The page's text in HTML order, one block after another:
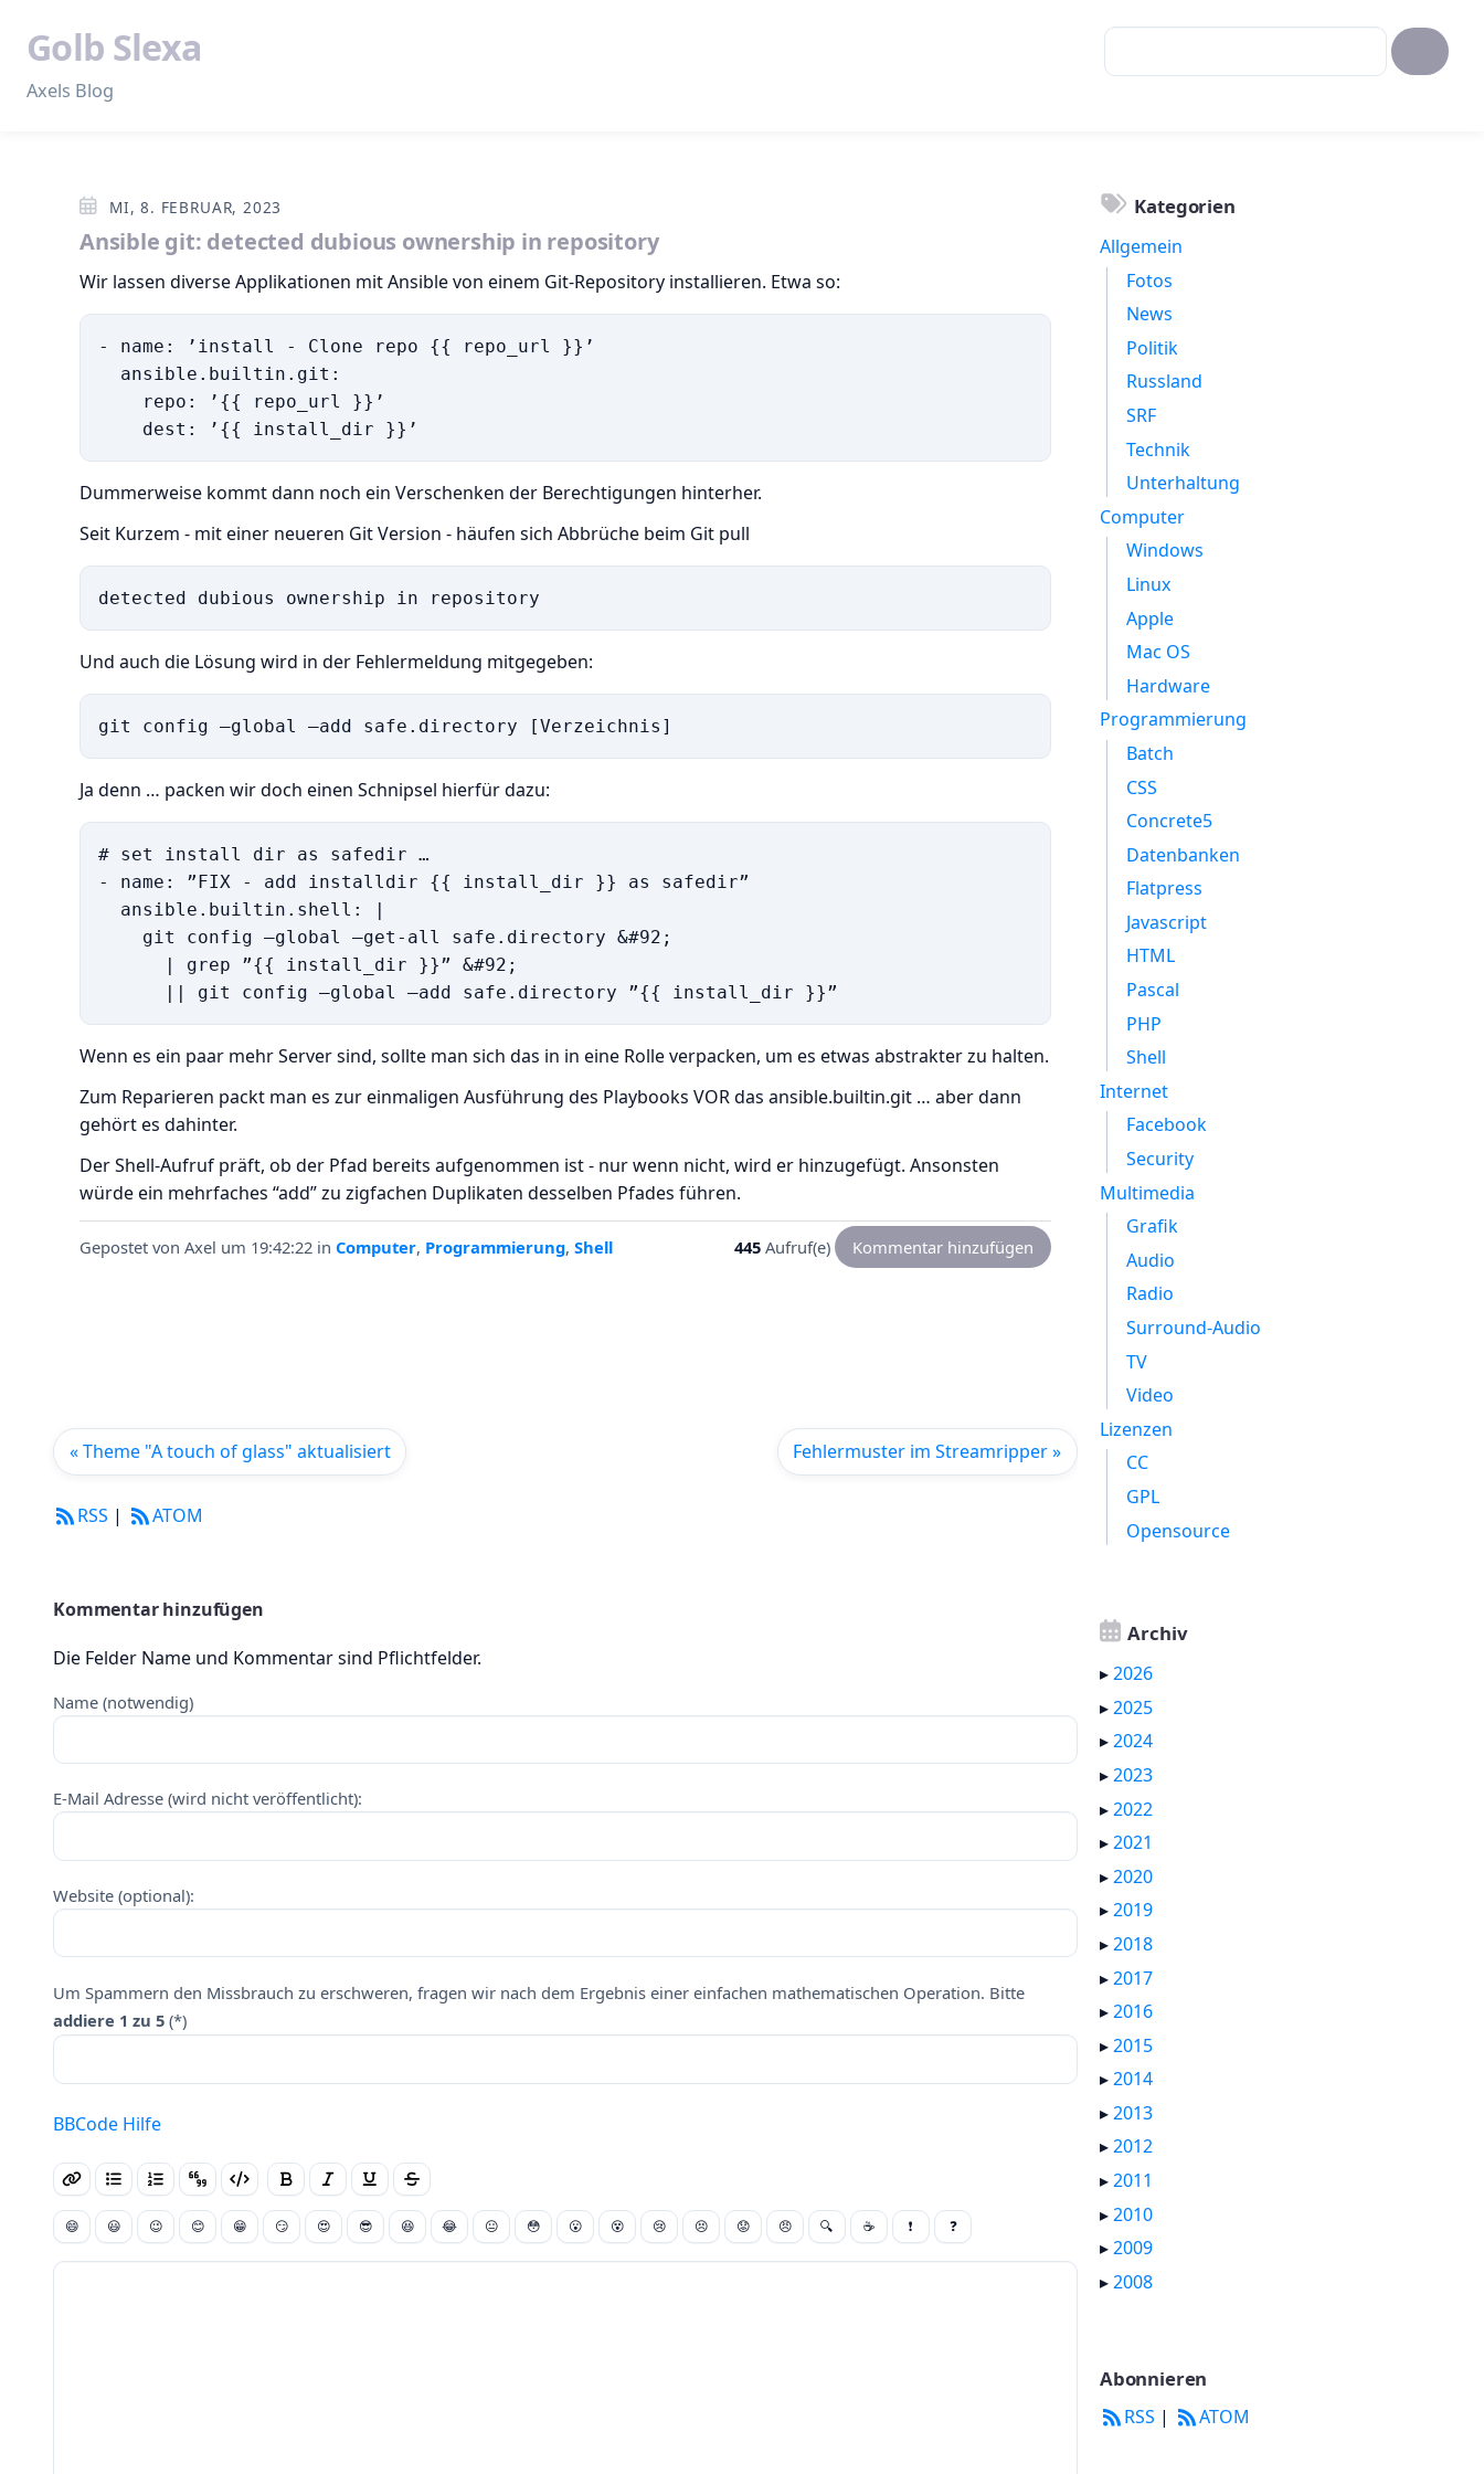
Golb Slexa
Axels Blog
MI, 8. FEBRUAR, 2023
Ansible git: detected dubious ownership in repository
Wir lassen diverse Applikationen mit Ansible von einem Git-Repository installieren. Etwa so:
- name: ’install - Clone repo {{ repo_url }}’
ansible.builtin.git:
repo: ’{{ repo_url }}’
Dummerweise kommt dann noch ein Verschenken der Berechtigungen hinterher.
Seit Kurzem - mit einer neueren Git Version - häufen sich Abbrüche beim Git pull
detected dubious ownership in repository
Und auch die Lösung wird in der Fehlermeldung mitgegeben:
git config –global –add safe.directory [Verzeichnis]
Ja denn … packen wir doch einen Schnipsel hierfür dazu:
# set install dir as safedir …
- name: ”FIX - add installdir {{ install_dir }} as safedir”
ansible.builtin.shell: |
git config –global –get-all safe.directory &#92;
| grep ”{{ install_dir }}” &#92;
Wenn es ein paar mehr Server sind, sollte man sich das in in eine Rolle verpacken, um es etwas abstrakter zu halten.
Zum Reparieren packt man es zur einmaligen Ausführung des Playbooks VOR das ansible.builtin.git … aber dann
gehört es dahinter.
Der Shell-Aufruf präft, ob der Pfad bereits aufgenommen ist - nur wenn nicht, wird er hinzugefügt. Ansonsten
würde ein mehrfaches “add” zu zigfachen Duplikaten desselben Pfades führen.
Gepostet von Axel um 19:42:22 in Computer, Programmierung, Shell 445 Aufruf(e) Kommentar hinzufügen
Fehlermuster im Streamripper »
« Theme "A touch of glass" aktualisiert
RSS | ATOM
Kommentar hinzufügen
Die Felder Name und Kommentar sind Pflichtfelder.
Name (notwendig)
E-Mail Adresse (wird nicht veröffentlicht):
Website (optional):
Um Spammern den Missbrauch zu erschweren, fragen wir nach dem Ergebnis einer einfachen mathematischen Operation. Bitte
addiere 1 zu 5 (*)
BBCode Hilfe
😄 😃 😉 😊 😁 😏 😍 😎 😆 😂 😐 😳 😮 😵 😢 😣 😟 😠 🔍 ☕ ❗ ❓
Kategorien
Allgemein
Fotos
News
Politik
Russland
SRF
Technik
Unterhaltung
Computer
Windows
Linux
Apple
Mac OS
Hardware
Programmierung
Batch
CSS
Concrete5
Datenbanken
Flatpress
Javascript
HTML
Pascal
PHP
Shell
Internet
Facebook
Security
Multimedia
Grafik
Audio
Radio
Surround-Audio
TV
Video
Lizenzen
CC
GPL
Opensource
Archiv
▸2026
▸2025
▸2024
▸2023
▸2022
▸2021
▸2020
▸2019
▸2018
▸2017
▸2016
▸2015
▸2014
▸2013
▸2012
▸2011
▸2010
▸2009
▸2008
Abonnieren
RSS | ATOM